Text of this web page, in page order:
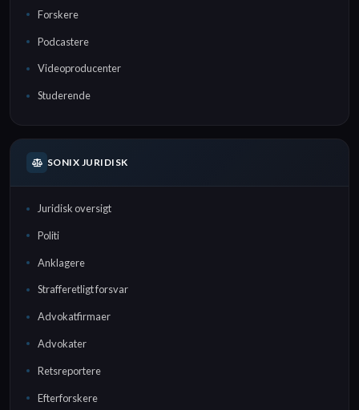
Forskere
Podcastere
Videoproducenter
Studerende
SONIX JURIDISK
Juridisk oversigt
Politi
Anklagere
Strafferetligt forsvar
Advokatfirmaer
Advokater
Retsreportere
Efterforskere